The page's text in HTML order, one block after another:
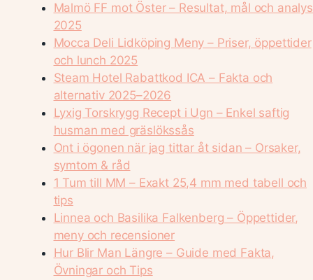
Malmö FF mot Öster – Resultat, mål och analys
2025
Mocca Deli Lidköping Meny – Priser, öppettider
och lunch 2025
Steam Hotel Rabattkod ICA – Fakta och
alternativ 2025–2026
Lyxig Torskrygg Recept i Ugn – Enkel saftig
husman med gräslökssås
Ont i ögonen när jag tittar åt sidan – Orsaker,
symtom & råd
1 Tum till MM – Exakt 25,4 mm med tabell och
tips
Linnea och Basilika Falkenberg – Öppettider,
meny och recensioner
Hur Blir Man Längre – Guide med Fakta,
Övningar och Tips